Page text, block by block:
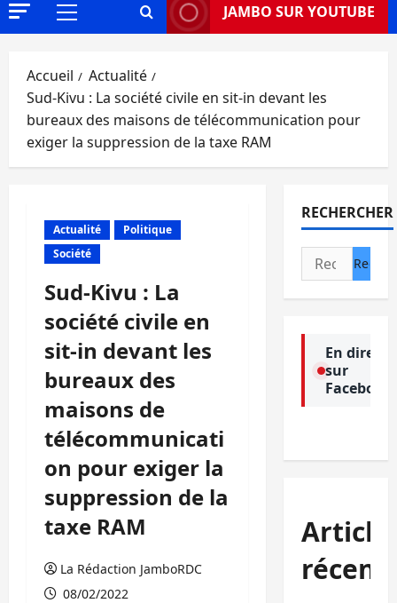
Menu
JAMBO SUR YOUTUBE
Accueil
Actualité
Sud-Kivu : La société civile en sit-in devant les
bureaux des maisons de télécommunication pour
exiger la suppression de la taxe RAM
Actualité
Politique
Société
Sud-Kivu : La
société civile en
sit-in devant les
bureaux des
maisons de
télécommunicati
on pour exiger la
suppression de la
taxe RAM
La Rédaction JamboRDC
08/02/2022
RECHERCHER
Rechercher :
En direct
sur
Facebook